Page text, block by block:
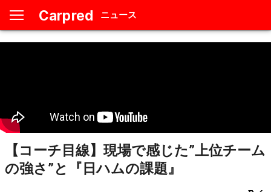
Carpred ニュース
【コーチ目線】現場で感じた”上位チーム
の強さ”と『日ハムの課題』